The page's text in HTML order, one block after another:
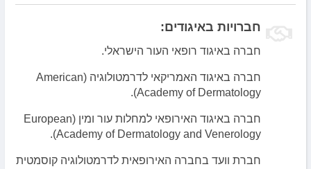
חברויות באיגודים:
חברה באיגוד רופאי העור הישראלי.
חברה באיגוד האמריקאי לדרמטולוגיה (American
Academy of Dermatology).
חברה באיגוד האירופאי למחלות עור ומין (European
Academy of Dermatology and Venerology).
חברת וועד בחברה האירופאית לדרמטולוגיה קוסמטית